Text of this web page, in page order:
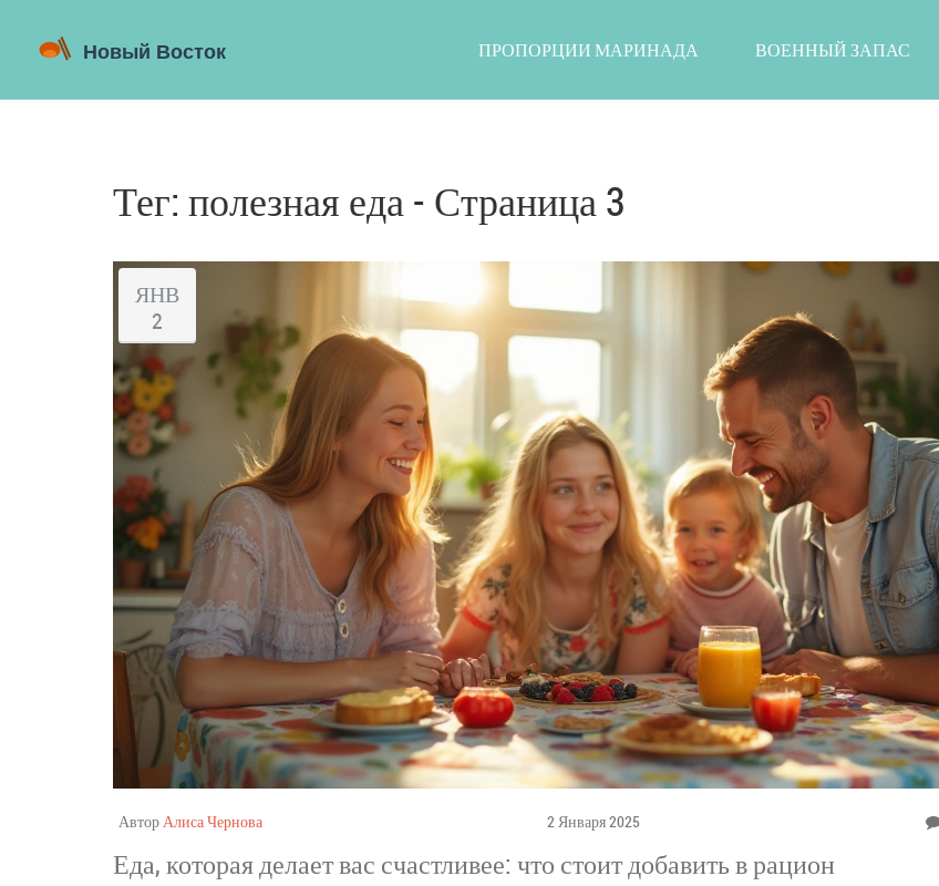
ПРОПОРЦИИ МАРИНАДА ВОЕННЫЙ ЗАПАС
Тег: полезная еда - Страница 3
ЯНВ
2
АвторАлиса Чернова 2 Января 2025
Еда, которая делает вас счастливее: что стоит добавить в рацион